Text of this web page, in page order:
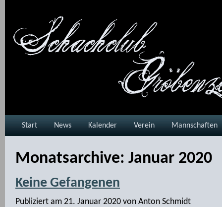
Start News Kalender Verein Mannschaften
Monatsarchive: Januar 2020
Keine Gefangenen
Publiziert am 21. Januar 2020 von Anton Schmidt